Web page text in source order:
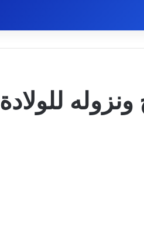
للولادة